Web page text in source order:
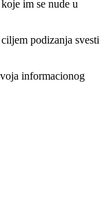
im se nude u
podizanja svesti
informacionog